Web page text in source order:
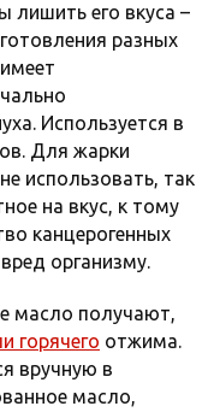
лишить его вкуса –
разных
Используется в
Для жарки
использовать, так
на вкус, к тому
канцерогенных
организму.
масло получают,
горячего отжима.
вручную в
масло,